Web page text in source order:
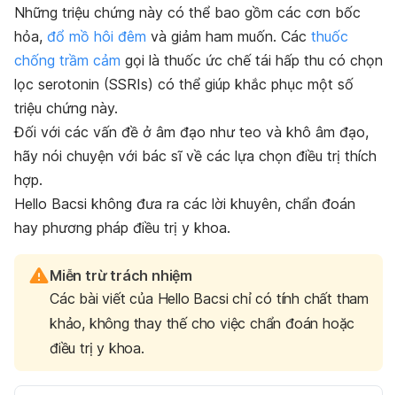
Những triệu chứng này có thể bao gồm các cơn bốc
hỏa, đổ mồ hôi đêm và giảm ham muốn. Các thuốc
chống trầm cảm gọi là thuốc ức chế tái hấp thu có chọn
lọc serotonin (SSRIs) có thể giúp khắc phục một số
triệu chứng này.
Đối với các vấn đề ở âm đạo như teo và khô âm đạo,
hãy nói chuyện với bác sĩ về các lựa chọn điều trị thích
hợp.
Hello Bacsi không đưa ra các lời khuyên, chẩn đoán
hay phương pháp điều trị y khoa.
Miễn trừ trách nhiệm
Các bài viết của Hello Bacsi chỉ có tính chất tham
khảo, không thay thế cho việc chẩn đoán hoặc
điều trị y khoa.